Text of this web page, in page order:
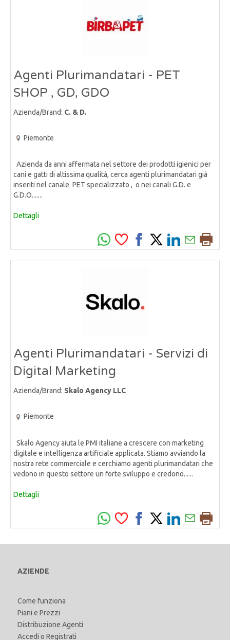
Agenti Plurimandatari - PET
SHOP , GD, GDO
Azienda/Brand: C. & D.
Piemonte
Azienda da anni affermata nel settore dei prodotti igienici per
cani e gatti di altissima qualità, cerca agenti plurimandatari già
inseriti nel canale PET specializzato , o nei canali G.D. e
G.D.O.......
Dettagli
Agenti Plurimandatari - Servizi di
Digital Marketing
Azienda/Brand: Skalo Agency LLC
Piemonte
Skalo Agency aiuta le PMI italiane a crescere con marketing
digitale e intelligenza artificiale applicata. Stiamo avviando la
nostra rete commerciale e cerchiamo agenti plurimandatari che
vedono in questo settore un forte sviluppo e credono......
Dettagli
AZIENDE
Come funziona
Piani e Prezzi
Distribuzione Agenti
Accedi o Registrati